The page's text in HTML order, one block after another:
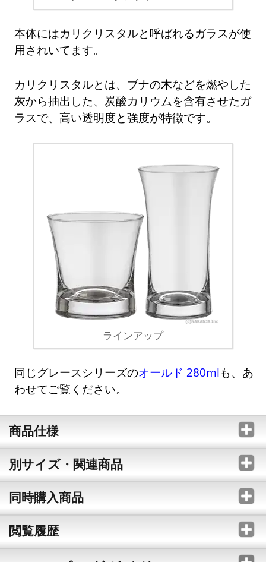
本体にはカリクリスタルと呼ばれるガラスが使
用されいてます。
カリクリスタルとは、ブナの木などを燃やした
灰から抽出した、炭酸カリウムを含有させたガ
ラスで、高い透明度と強度が特徴です。
ラインアップ
同じグレースシリーズのオールド 280mlも、あ
わせてご覧ください。
商品仕様
別サイズ・関連商品
同時購入商品
閲覧履歴